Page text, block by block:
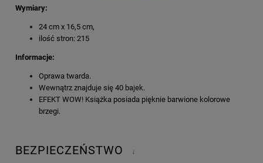
Wymiary:
24 cm x 16,5 cm,
ilość stron: 215
Informacje:
Oprawa twarda.
Wewnątrz znajduje się 40 bajek.
EFEKT WOW! Książka posiada pięknie barwione kolorowe
brzegi.
BEZPIECZEŃSTWO ↓